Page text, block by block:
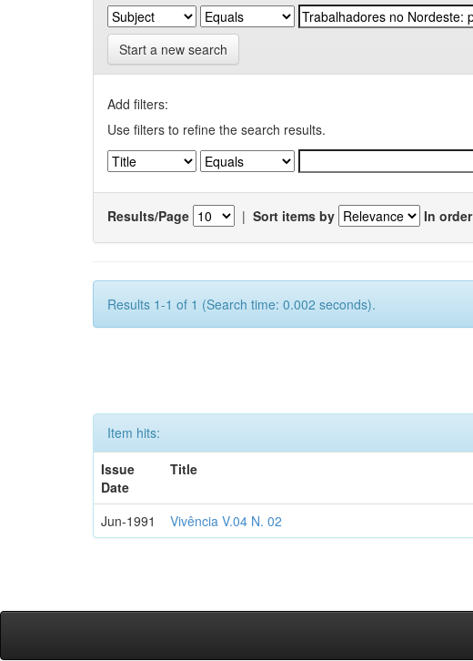
Start a new search
Add filters:
Use filters to refine the search results.
Results/Page | Sort items by In order
Results 1-1 of 1 (Search time: 0.002 seconds).
Item hits:
Issue
Date
Title
Jun-1991 Vivência V.04 N. 02